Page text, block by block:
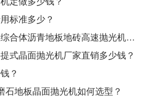
标准多少？
沥青地板地砖高速抛光机怎么样采购？
式晶面抛光机厂家直销多少钱？
？
地板晶面抛光机如何选型？